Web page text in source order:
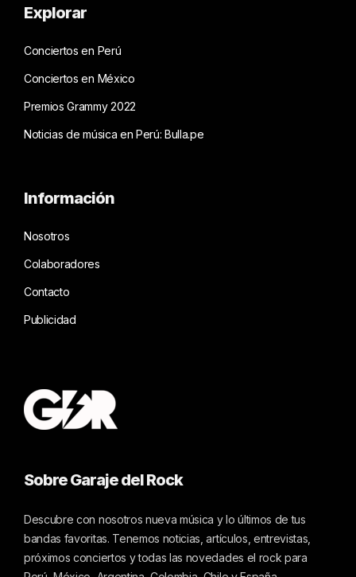
Explorar
Conciertos en Perú
Conciertos en México
Premios Grammy 2022
Noticias de música en Perú: Bulla.pe
Información
Nosotros
Colaboradores
Contacto
Publicidad
Sobre Garaje del Rock
Descubre con nosotros nueva música y lo últimos de tus
bandas favoritas. Tenemos noticias, artículos, entrevistas,
próximos conciertos y todas las novedades el rock para